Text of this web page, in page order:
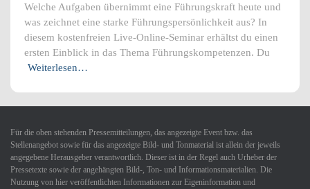
Welche Aufgaben übernimmt eine Führungskraft heute und
was zeichnet eine starke Führungspersönlichkeit aus? In
diesem kostenfreien Live-Online-Seminar erhältst du einen
ersten Einblick in das Thema Führungskompetenzen. Du
Weiterlesen…
Für die oben stehenden Pressemitteilungen, das angezeigte Event bzw. das
Stellenangebot sowie für das angezeigte Bild- und Tonmaterial ist allein der jeweils
angegebene Herausgeber verantwortlich. Dieser ist in der Regel auch Urheber der
Pressetexte sowie der angehängten Bild-, Ton- und Informationsmaterialien. Die
Nutzung von hier veröffentlichten Informationen zur Eigeninformation und